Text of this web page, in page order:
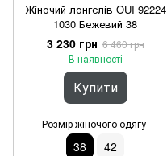
Жіночий лонгслів OUI 92224
1030 Бежевий 38
3 230 грн 6 460 грн
В наявності
Купити
Розмір жіночого одягу
38 42